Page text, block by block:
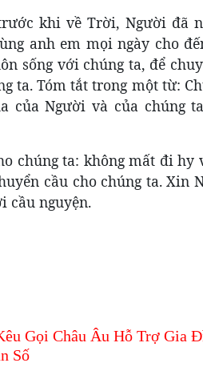
khi về Trời, Người đã
anh em mọi ngày cho
sống với chúng ta, để
ta. Tóm tắt trong một từ:
Người và của chúng
chúng ta: không mất đi hy
cầu cho chúng ta. Xin
cầu nguyện.
Gọi Châu Âu Hỗ Trợ Gia
Số